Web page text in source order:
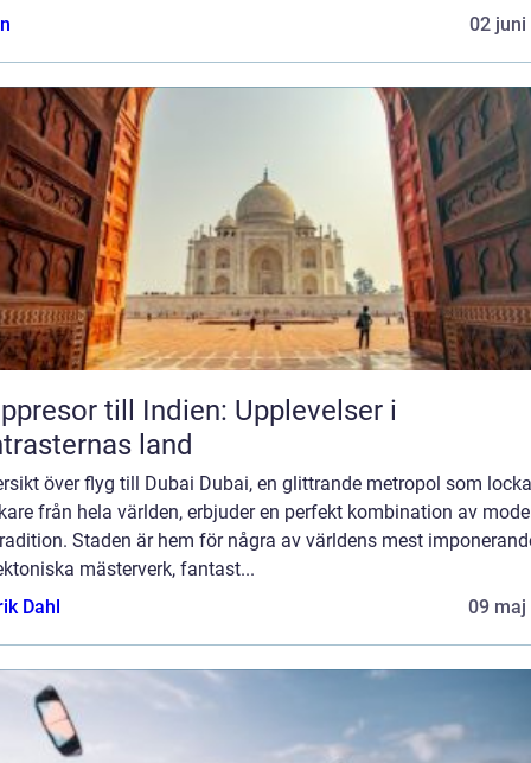
02 juni
till Indien: Upplevelser i
land
över flyg till Dubai Dubai, en glittrande metropol som
från hela världen, erbjuder en perfekt kombination av
Staden är hem för några av världens mest
mästerverk, fantast...
Dahl
09 maj